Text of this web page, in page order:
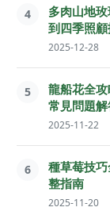
4
多肉山地
到四季照
2025-12-28
5
龍船花全
常見問題
2025-11-22
6
種草莓技
整指南
2025-11-20